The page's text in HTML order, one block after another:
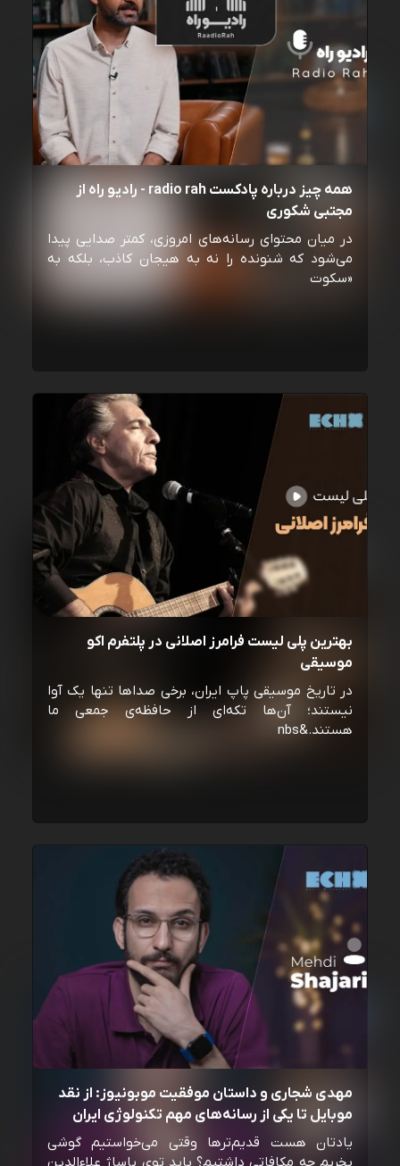
همه چیز درباره پادکست radio rah - رادیو راه از
مجتبی شکوری
در میان محتوای رسانه‌های امروزی، کمتر صدایی پیدا
می‌شود که شنونده را نه به هیجان کاذب، بلکه به
«سکوت
بهترین پلی لیست فرامرز اصلانی در پلتفرم اکو
موسیقی
در تاریخ موسیقی پاپ ایران، برخی صداها تنها یک آوا
نیستند؛ آن‌ها تکه‌ای از حافظه‌ی جمعی ما
هستند.&nbs
مهدی شجاری و داستان موفقیت موبونیوز: از نقد
موبایل تا یکی از رسانه‌‌های مهم تکنولوژی ایران
یادتان هست قدیم‌ترها وقتی می‌خواستیم گوشی